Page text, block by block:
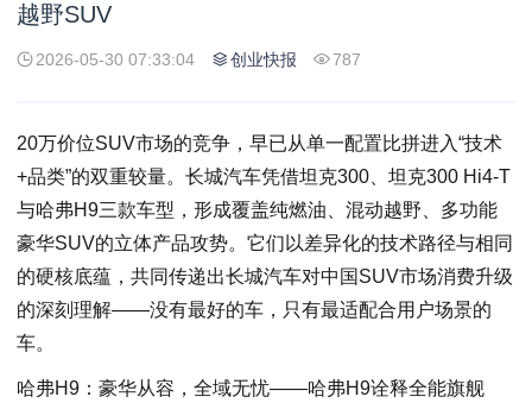
越野SUV
2026-05-30 07:33:04 创业快报 787
20万价位SUV市场的竞争，早已从单一配置比拼进入“技术
+品类”的双重较量。长城汽车凭借坦克300、坦克300 Hi4-T
与哈弗H9三款车型，形成覆盖纯燃油、混动越野、多功能
豪华SUV的立体产品攻势。它们以差异化的技术路径与相同
的硬核底蕴，共同传递出长城汽车对中国SUV市场消费升级
的深刻理解——没有最好的车，只有最适配合用户场景的
车。
哈弗H9：豪华从容，全域无忧——哈弗H9诠释全能旗舰